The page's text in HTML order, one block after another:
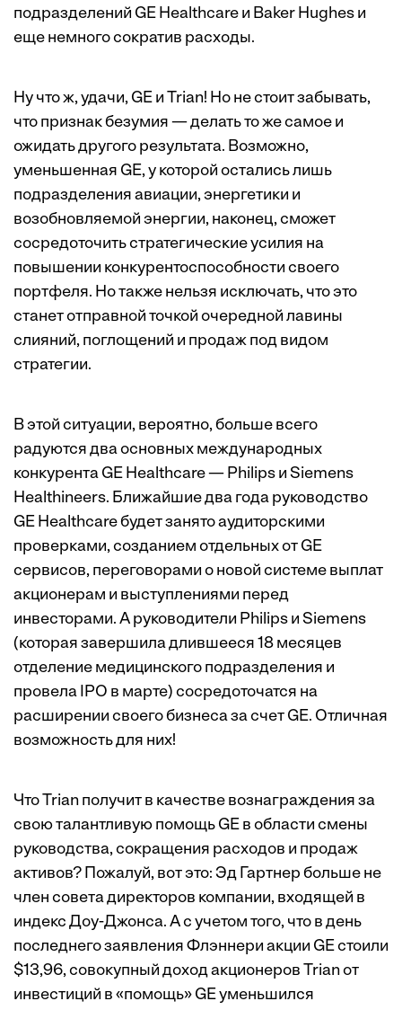
подразделений GE Healthcare и Baker Hughes и
еще немного сократив расходы.
Ну что ж, удачи, GE и Trian! Но не стоит забывать,
что признак безумия — делать то же самое и
ожидать другого результата. Возможно,
уменьшенная GE, у которой остались лишь
подразделения авиации, энергетики и
возобновляемой энергии, наконец, сможет
сосредоточить стратегические усилия на
повышении конкурентоспособности своего
портфеля. Но также нельзя исключать, что это
станет отправной точкой очередной лавины
слияний, поглощений и продаж под видом
стратегии.
В этой ситуации, вероятно, больше всего
радуются два основных международных
конкурента GE Healthcare — Philips и Siemens
Healthineers. Ближайшие два года руководство
GE Healthcare будет занято аудиторскими
проверками, созданием отдельных от GE
сервисов, переговорами о новой системе выплат
акционерам и выступлениями перед
инвесторами. А руководители Philips и Siemens
(которая завершила длившееся 18 месяцев
отделение медицинского подразделения и
провела IPO в марте) сосредоточатся на
расширении своего бизнеса за счет GE. Отличная
возможность для них!
Что Trian получит в качестве вознаграждения за
свою талантливую помощь GE в области смены
руководства, сокращения расходов и продаж
активов? Пожалуй, вот это: Эд Гартнер больше не
член совета директоров компании, входящей в
индекс Доу-Джонса. А с учетом того, что в день
последнего заявления Флэннери акции GE стоили
$13,96, совокупный доход акционеров Trian от
инвестиций в «помощь» GE уменьшился